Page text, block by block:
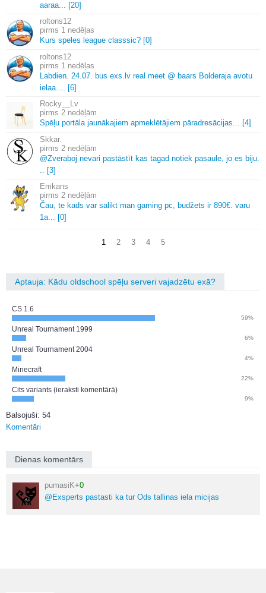
aaraa... [20]
roltons12
1 nedēļas
Kurs speles league classsic? [0]
roltons12
1 nedēļas
Labdien. 24.07. bus exs. lv real meet @ baars Bolderaja avotu
ielaa.... [6]
Rocky__Lv
2 nedēļām
Spēļu portāla jaunākajiem apmeklētājiem pāradresācijas... [4]
Skkar.
2 nedēļām
@Zveraboj nevari pastāstīt kas tagad notiek pasaule, jo es biju.
.. [3]
Emkans
2 nedēļām
Čau, te kads var salikt man gaming pc, budžets ir 890€. varu
1a... [0]
1 2 3 4 5
Aptauja: Kādu oldschool spēļu serveri vajadzētu exā?
CS 1.6
59%
Unreal Tournament 1999
6%
Unreal Tournament 2004
4%
Minecraft
22%
Cits variants (ieraksti komentārā)
9%
Balsojuši: 54
Komentāri
Dienas komentārs
pumasiK+0
@Exsperts pastasti ka tur Ods tallinas iela micijas